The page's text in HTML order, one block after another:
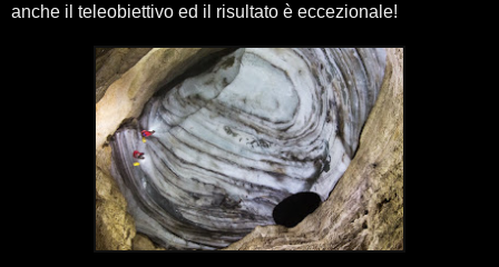
anche il teleobiettivo ed il risultato è eccezionale!